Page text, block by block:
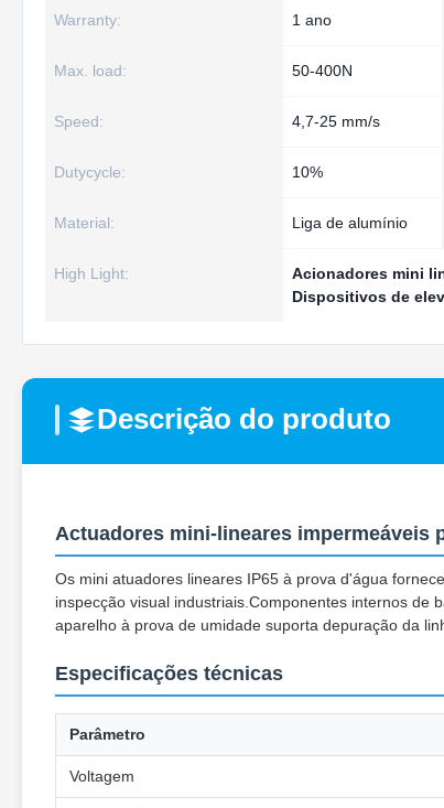
Warranty: 1 ano
Max. load: 50-400N
Speed: 4,7-25 mm/s
Dutycycle: 10%
Material: Liga de alumínio
High Light: Acionadores mini
Dispositivos de
Descrição do produto
Actuadores mini-lineares impermeáveis
Os mini atuadores lineares IP65 à prova d'água
inspecção visual industriais.Componentes internos de
aparelho à prova de umidade suporta depuração da
Especificações técnicas
Parâmetro
Voltagem